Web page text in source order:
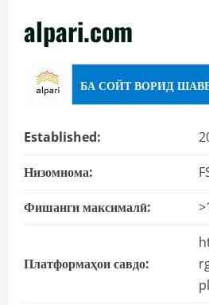
alpari.com
БА СОЙТ ВОРИД
Established:
Низомнома:
Фишанги максималӣ:
Платформаҳои савдо: